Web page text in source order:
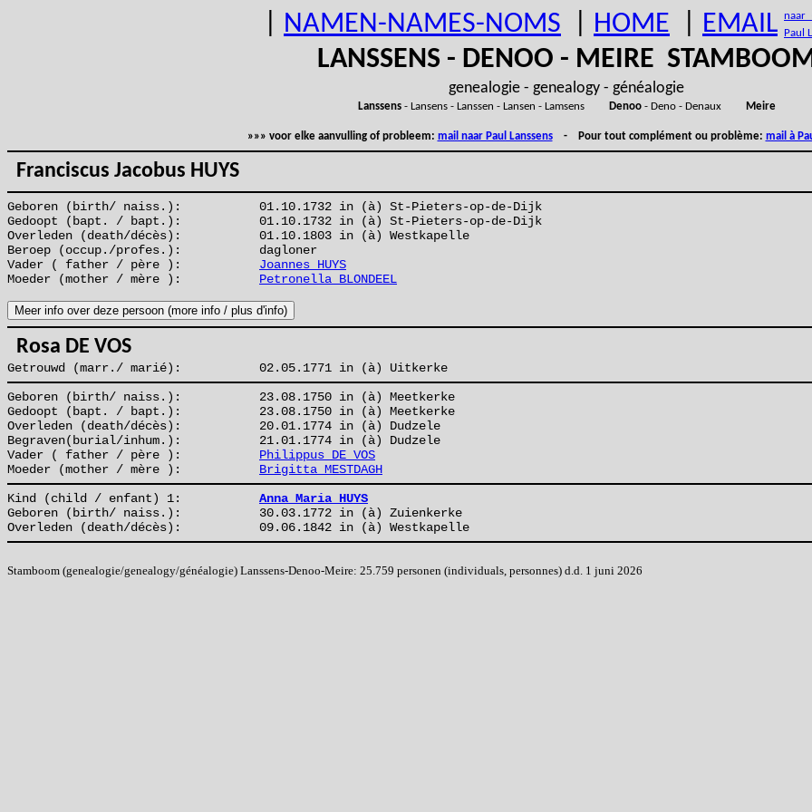
NAMEN-NAMES-NOMS HOME EMAIL naar
Paul
LANSSENS - DENOO - MEIRE
genealogie - genealogy - généalogie
Lanssens- Lansens - Lanssen - Lansen - Lamsens Denoo- Deno - Denaux Meire
»»» voor elke aanvulling of probleem: mail naar Paul Lanssens- Pour tout complément ou problème: mail à
Franciscus Jacobus HUYS
Geboren (birth/ naiss.):
01.10.1732 in (à) St-Pieters-op-de-Dijk
Gedoopt (bapt. / bapt.):
01.10.1732 in (à) St-Pieters-op-de-Dijk
Overleden (death/décès):
01.10.1803 in (à) Westkapelle
Beroep (occup./profes.):
dagloner
Vader ( father / père ):
Joannes HUYS
Moeder (mother / mère ):
Petronella BLONDEEL
Rosa DE VOS
Getrouwd (marr./ marié):
02.05.1771 in (à) Uitkerke
Geboren (birth/ naiss.):
23.08.1750 in (à) Meetkerke
Gedoopt (bapt. / bapt.):
23.08.1750 in (à) Meetkerke
Overleden (death/décès):
20.01.1774 in (à) Dudzele
Begraven(burial/inhum.):
21.01.1774 in (à) Dudzele
Vader ( father / père ):
Philippus DE VOS
Moeder (mother / mère ):
Brigitta MESTDAGH
Kind (child / enfant) 1:
Anna Maria HUYS
Geboren (birth/ naiss.):
30.03.1772 in (à) Zuienkerke
Overleden (death/décès):
09.06.1842 in (à) Westkapelle
Stamboom (genealogie/genealogy/généalogie) Lanssens-Denoo-Meire: 25.759 personen (individuals, personnes) d.d. 1 juni 2026